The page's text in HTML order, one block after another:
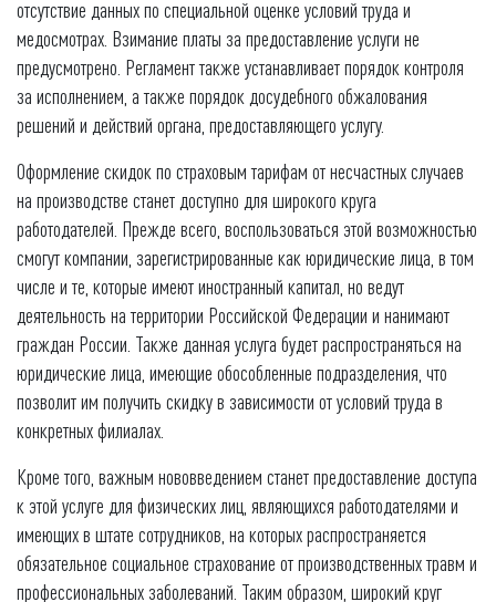
отсутствие данных по специальной оценке условий труда и
медосмотрах. Взимание платы за предоставление услуги не
предусмотрено. Регламент также устанавливает порядок контроля
за исполнением, а также порядок досудебного обжалования
решений и действий органа, предоставляющего услугу.
Оформление скидок по страховым тарифам от несчастных случаев
на производстве станет доступно для широкого круга
работодателей. Прежде всего, воспользоваться этой возможностью
смогут компании, зарегистрированные как юридические лица, в том
числе и те, которые имеют иностранный капитал, но ведут
деятельность на территории Российской Федерации и нанимают
граждан России. Также данная услуга будет распространяться на
юридические лица, имеющие обособленные подразделения, что
позволит им получить скидку в зависимости от условий труда в
конкретных филиалах.
Кроме того, важным нововведением станет предоставление доступа
к этой услуге для физических лиц, являющихся работодателями и
имеющих в штате сотрудников, на которых распространяется
обязательное социальное страхование от производственных травм и
профессиональных заболеваний. Таким образом, широкий круг